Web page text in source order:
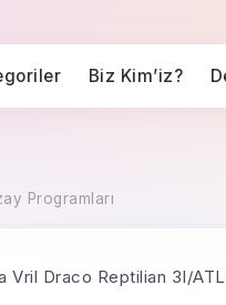
Biz Kim’iz?
Programları